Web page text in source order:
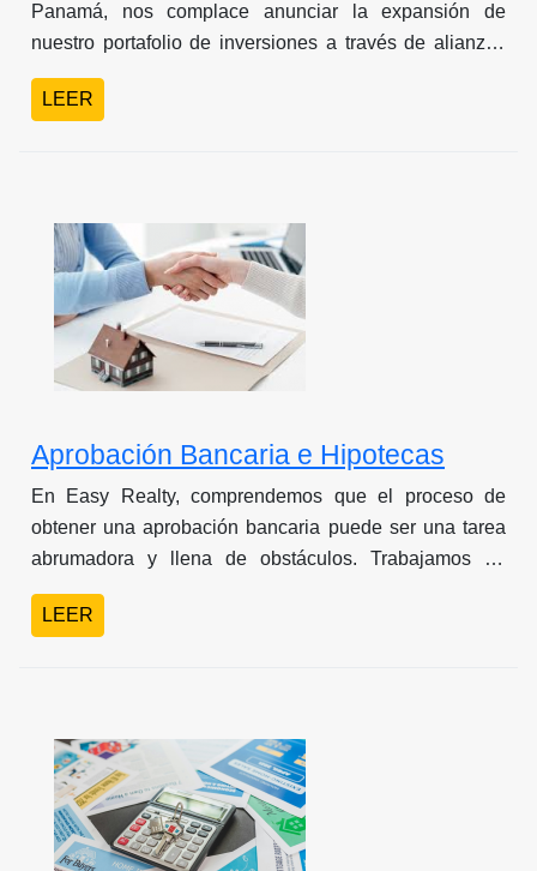
Panamá, nos complace anunciar la expansión de
nuestro portafolio de inversiones a través de alianzas
estratégicas en los Estados Unidos. Ahora, ofrecemos a
nuestros distinguidos clientes acceso exclusivo a
LEER
Aprobación Bancaria e Hipotecas
En Easy Realty, comprendemos que el proceso de
obtener una aprobación bancaria puede ser una tarea
abrumadora y llena de obstáculos. Trabajamos en
estrecha colaboración con todos los bancos en
Panamá, lo que nos permite ofrecer soluciones
LEER